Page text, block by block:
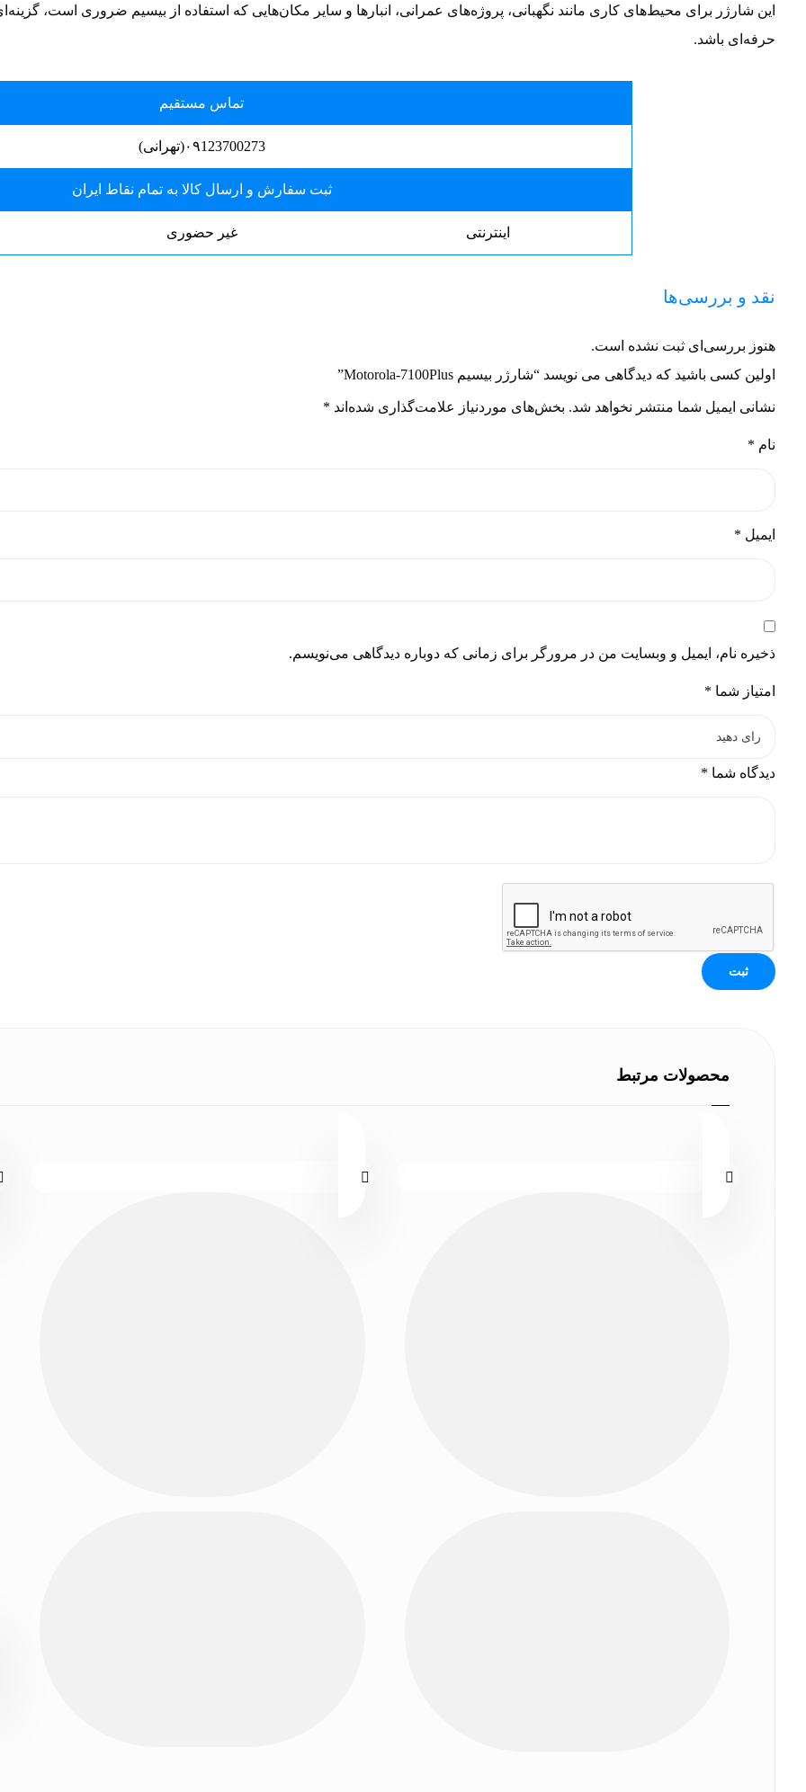
این شارژر برای محیط‌های کاری مانند نگهبانی، پروژه‌های عمرانی، انبارها و سایر مکان‌هایی که استفاده از بیسیم ضروری است،
حرفه‌ای باشد.
تماس مستقیم
۰۹123700273(تهرانی)
ثبت سفارش و ارسال کالا به تمام نقاط ایران
اینترنتی غیر حضوری
نقد و بررسی‌ها
هنوز بررسی‌ای ثبت نشده است.
اولین کسی باشید که دیدگاهی می نویسد “شارژر بیسیم Motorola-7100Plus”
نشانی ایمیل شما منتشر نخواهد شد. بخش‌های موردنیاز علامت‌گذاری شده‌اند *
نام *
ایمیل *
ذخیره نام، ایمیل و وبسایت من در مرورگر برای زمانی که دوباره دیدگاهی می‌نویسم.
امتیاز شما *
دیدگاه شما *
محصولات مرتبط